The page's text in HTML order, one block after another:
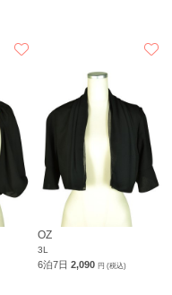
OZ
3L
6泊7日2,090円 (税込)